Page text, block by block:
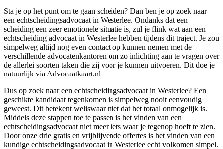
Sta je op het punt om te gaan scheiden? Dan ben je op zoek naar
een echtscheidingsadvocaat in Westerlee. Ondanks dat een
scheiding een zeer emotionele situatie is, zul je flink wat aan een
echtscheiding advocaat in Westerlee hebben tijdens dit traject. Je zou
simpelweg altijd nog even contact op kunnen nemen met de
verschillende advocatenkantoren om zo inlichting aan te vragen over
de allerlei soorten taken die zij voor je kunnen uitvoeren. Dit doe je
natuurlijk via Advocaatkaart.nl
Dus op zoek naar een echtscheidingsadvocaat in Westerlee? Een
geschikte kandidaat tegenkomen is simpelweg nooit eenvoudig
geweest. Dit betekent weliswaar niet dat het totaal onmogelijk is.
Middels deze stappen toe te passen is het vinden van een
echtscheidingsadvocaat niet meer iets waar je tegenop hoeft te zien.
Door onze drie gratis en vrijblijvende offertes is het vinden van een
kundige echtscheidingsadvocaat in Westerlee echt volkomen simpel.